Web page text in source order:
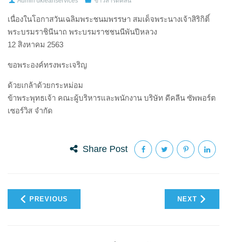
เนื่องในโอกาสวันเฉลิมพระชนมพรรษา สมเด็จพระนางเจ้าสิริกิติ์
พระบรมราชินีนาถ พระบรมราชชนนีพันปีหลวง
12 สิงหาคม 2563
ขอพระองค์ทรงพระเจริญ
ด้วยเกล้าด้วยกระหม่อม
ข้าพระพุทธเจ้า คณะผู้บริหารและพนักงาน บริษัท ดีคลีน ซัพพอร์ต
เซอร์วิส จำกัด
Share Post
PREVIOUS NEXT